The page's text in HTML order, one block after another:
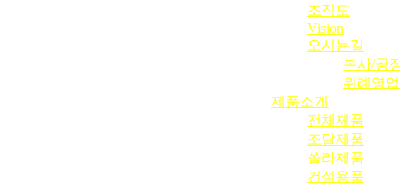
조직도
Vision
오시는길
본사/공
위례영
제품소개
전체제품
조달제품
쏠라제품
건설용품